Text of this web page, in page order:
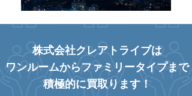
株式会社クレアトライブは
ワンルームからファミリータイプまで
積極的に買取ります！